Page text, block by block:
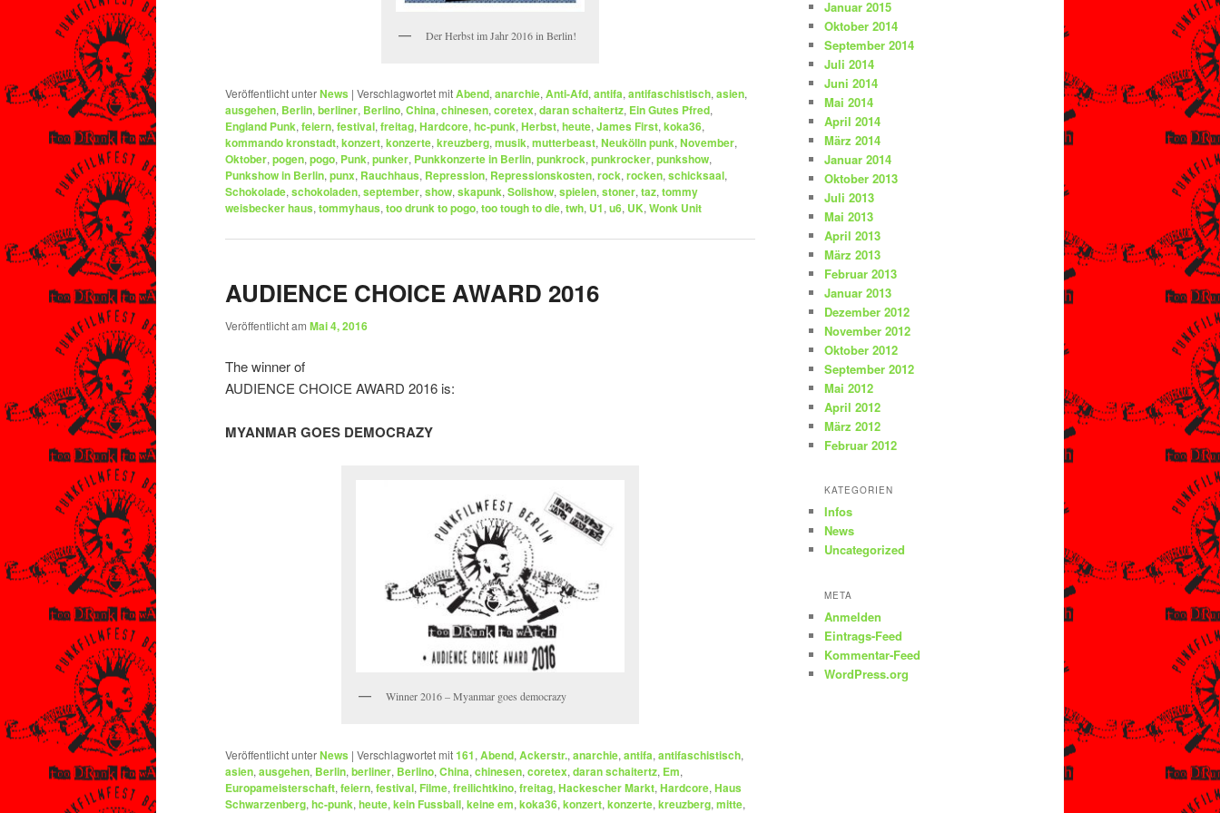
Der Herbst im Jahr 2016 in Berlin!
Veröffentlicht unterNews | Verschlagwortet mitAbend, anarchie, Anti-Afd, antifa, antifaschistisch, asien,
ausgehen, Berlin, berliner, Berlino, China, chinesen, coretex, daran schaitertz, Ein Gutes Pfred,
England Punk, feiern, festival, freitag, Hardcore, hc-punk, Herbst, heute, James First, koka36,
kommando kronstadt, konzert, konzerte, kreuzberg, musik, mutterbeast, Neukölln punk, November,
Oktober, pogen, pogo, Punk, punker, Punkkonzerte in Berlin, punkrock, punkrocker, punkshow,
Punkshow in Berlin, punx, Rauchhaus, Repression, Repressionskosten, rock, rocken, schicksaal,
Schokolade, schokoladen, september, show, skapunk, Solishow, spielen, stoner, taz, tommy
weisbecker haus, tommyhaus, too drunk to pogo, too tough to die, twh, U1, u6, UK, Wonk Unit
AUDIENCE CHOICE AWARD 2016
Veröffentlicht am Mai 4, 2016
The winner of
AUDIENCE CHOICE AWARD 2016 is:
MYANMAR GOES DEMOCRAZY
Winner 2016 – Myanmar goes democrazy
Veröffentlicht unterNews | Verschlagwortet mit161, Abend, Ackerstr., anarchie, antifa, antifaschistisch,
asien, ausgehen, Berlin, berliner, Berlino, China, chinesen, coretex, daran schaitertz, Em,
Europameisterschaft, feiern, festival, Filme, freilichtkino, freitag, Hackescher Markt, Hardcore, Haus
Schwarzenberg, hc-punk, heute, kein Fussball, keine em, koka36, konzert, konzerte, kreuzberg, mitte,
Januar 2015
Oktober 2014
September 2014
Juli 2014
Juni 2014
Mai 2014
April 2014
März 2014
Januar 2014
Oktober 2013
Juli 2013
Mai 2013
April 2013
März 2013
Februar 2013
Januar 2013
Dezember 2012
November 2012
Oktober 2012
September 2012
Mai 2012
April 2012
März 2012
Februar 2012
KATEGORIEN
Infos
News
Uncategorized
META
Anmelden
Eintrags-Feed
Kommentar-Feed
WordPress.org